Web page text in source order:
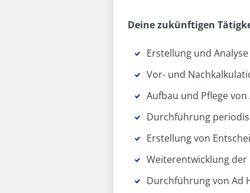
Deine zukünftigen
Erstellung und
Vor- und
Aufbau und Pflege
Durchführung
Erstellung von
Weiterentwicklung
Durchführung von Ad